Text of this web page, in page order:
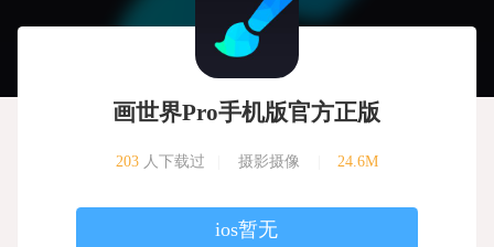
画世界Pro手机版官方正版
203人下载过 摄影摄像 24.6M
ios暂无